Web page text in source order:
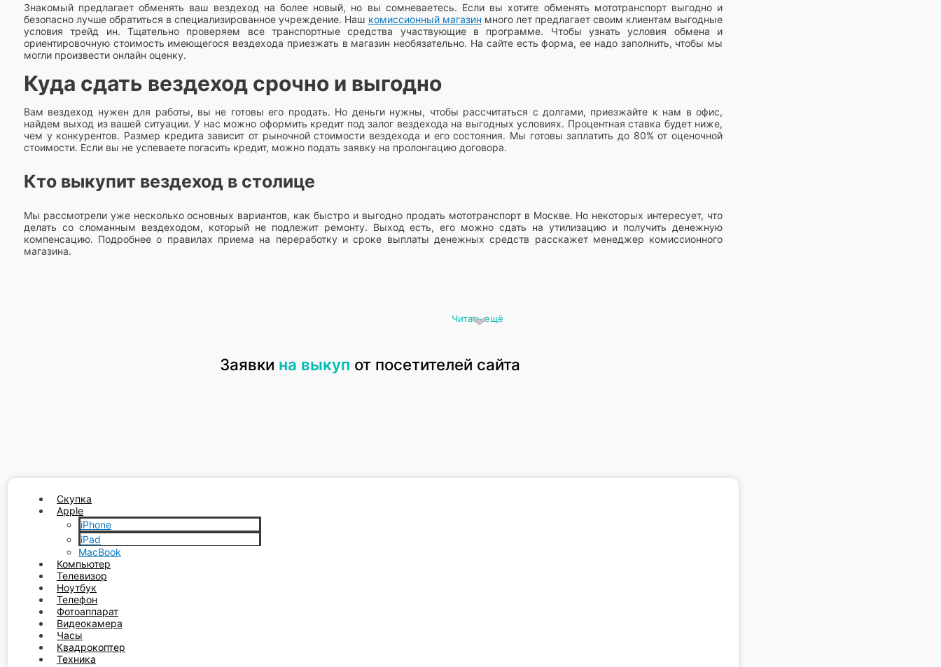
Знакомый предлагает обменять ваш вездеход на более новый, но вы сомневаетесь. Если вы хотите обменять мототранспорт выгодно и
безопасно лучше обратиться в специализированное учреждение. Наш комиссионный магазин много лет предлагает своим клиентам выгодные
условия трейд ин. Тщательно проверяем все транспортные средства участвующие в программе. Чтобы узнать условия обмена и
ориентировочную стоимость имеющегося вездехода приезжать в магазин необязательно. На сайте есть форма, ее надо заполнить, чтобы мы
могли произвести онлайн оценку.
Куда сдать вездеход срочно и выгодно
Вам вездеход нужен для работы, вы не готовы его продать. Но деньги нужны, чтобы рассчитаться с долгами, приезжайте к нам в офис,
найдем выход из вашей ситуации. У нас можно оформить кредит под залог вездехода на выгодных условиях. Процентная ставка будет ниже,
чем у конкурентов. Размер кредита зависит от рыночной стоимости вездехода и его состояния. Мы готовы заплатить до 80% от оценочной
стоимости. Если вы не успеваете погасить кредит, можно подать заявку на пролонгацию договора.
Кто выкупит вездеход в столице
Мы рассмотрели уже несколько основных вариантов, как быстро и выгодно продать мототранспорт в Москве. Но некоторых интересует, что
делать со сломанным вездеходом, который не подлежит ремонту. Выход есть, его можно сдать на утилизацию и получить денежную
компенсацию. Подробнее о правилах приема на переработку и сроке выплаты денежных средств расскажет менеджер комиссионного
магазина.
Читать ещё
Заявки на выкуп от посетителей сайта
Скупка
Apple
iPhone
iPad
MacBook
Компьютер
Телевизор
Ноутбук
Телефон
Фотоаппарат
Видеокамера
Часы
Квадрокоптер
Техника